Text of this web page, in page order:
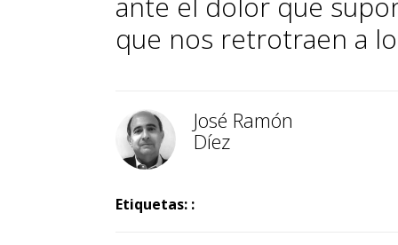
que nos retrotraen a
José Ramón
Díez
Etiquetas: